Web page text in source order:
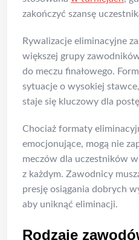
zakończyć szansę
Rywalizacje eliminacyjne
większej grupy
do meczu finałowego.
sytuacje o wysokiej
staje się kluczowy dla
Chociaż formaty
emocjonujące, mogą nie
meczów dla uczestników
z każdym. Zawodnicy
presję osiągania dobrych
aby uniknąć eliminacji.
Rodzaje